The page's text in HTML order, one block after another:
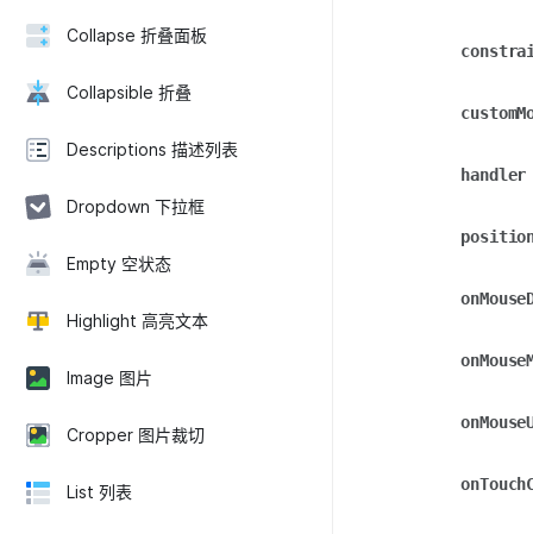
Collapse 折叠面板
Collapsible 折叠
Descriptions 描述列表
Dropdown 下拉框
Empty 空状态
Highlight 高亮文本
Image 图片
Cropper 图片裁切
List 列表
handler